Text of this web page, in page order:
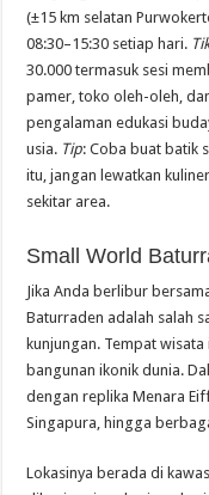
(±15 km selatan
08:30–15:30 setiap hari.
30.000 termasuk sesi
pamer, toko oleh-oleh,
pengalaman edukasi
usia. Tip: Coba buat batik
itu, jangan lewatkan
sekitar area.
Small World
Jika Anda berlibur
Baturraden adalah salah
kunjungan. Tempat
bangunan ikonik dunia.
dengan replika Menara
Singapura, hingga
Lokasinya berada di